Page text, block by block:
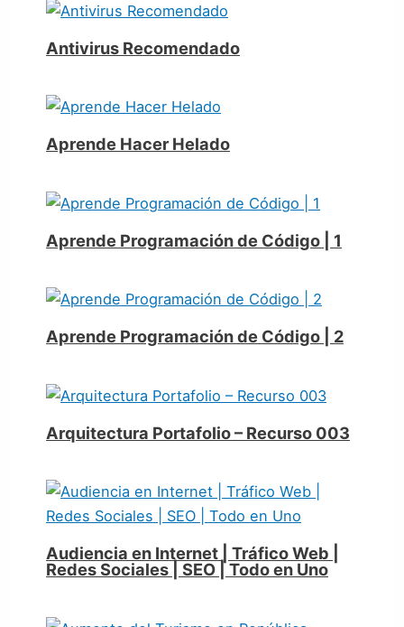
Antivirus Recomendado
Aprende Hacer Helado
Aprende Programación de Código | 1
Aprende Programación de Código | 2
Arquitectura Portafolio – Recurso 003
Audiencia en Internet | Tráfico Web |
Redes Sociales | SEO | Todo en Uno